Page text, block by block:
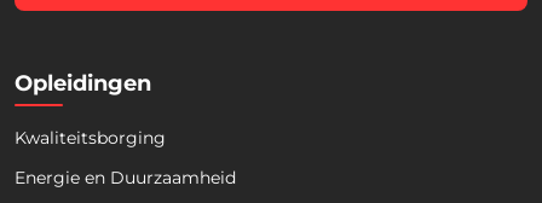
*
Opleidingen
Kwaliteitsborging
Energie en Duurzaamheid